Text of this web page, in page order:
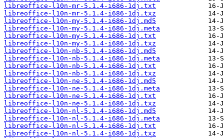
libreoffice-l10n-mr-5.1.4-i686-1dj.txt
libreoffice-l10n-mr-5.1.4-i686-1dj.txz
libreoffice-l10n-my-5.1.4-i686-1dj.md5
libreoffice-l10n-my-5.1.4-i686-1dj.meta
libreoffice-l10n-my-5.1.4-i686-1dj.txt
libreoffice-l10n-my-5.1.4-i686-1dj.txz
libreoffice-l10n-nb-5.1.4-i686-1dj.md5
libreoffice-l10n-nb-5.1.4-i686-1dj.meta
libreoffice-l10n-nb-5.1.4-i686-1dj.txt
libreoffice-l10n-nb-5.1.4-i686-1dj.txz
libreoffice-l10n-ne-5.1.4-i686-1dj.md5
libreoffice-l10n-ne-5.1.4-i686-1dj.meta
libreoffice-l10n-ne-5.1.4-i686-1dj.txt
libreoffice-l10n-ne-5.1.4-i686-1dj.txz
libreoffice-l10n-nl-5.1.4-i686-1dj.md5
libreoffice-l10n-nl-5.1.4-i686-1dj.meta
libreoffice-l10n-nl-5.1.4-i686-1dj.txt
libreoffice-l10n-nl-5.1.4-i686-1dj.txz